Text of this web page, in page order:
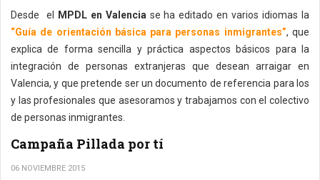
Desde el MPDL en Valencia se ha editado en varios idiomas la
“Guía de orientación básica para personas inmigrantes”, que
explica de forma sencilla y práctica aspectos básicos para la
integración de personas extranjeras que desean arraigar en
Valencia, y que pretende ser un documento de referencia para los
y las profesionales que asesoramos y trabajamos con el colectivo
de personas inmigrantes.
Campaña Pillada por tí
06 NOVIEMBRE 2015